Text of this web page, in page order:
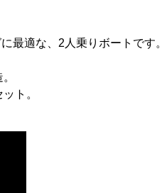
最適な、2人乗りボートです。
ト。